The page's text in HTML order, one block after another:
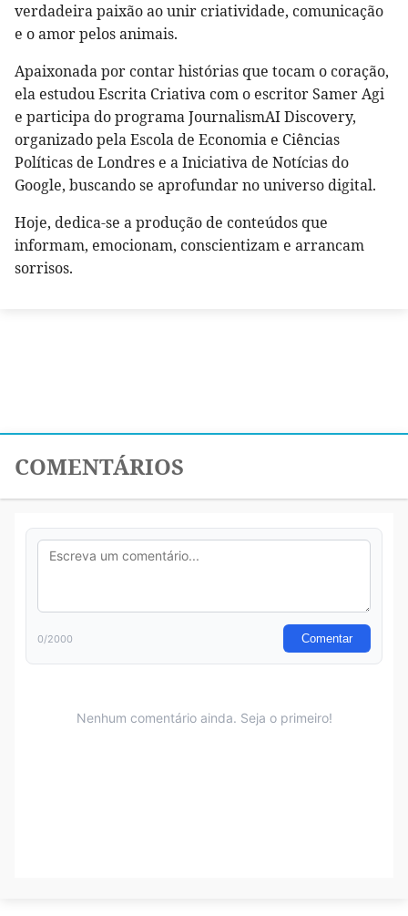
verdadeira paixão ao unir criatividade, comunicação
e o amor pelos animais.
Apaixonada por contar histórias que tocam o coração,
ela estudou Escrita Criativa com o escritor Samer Agi
e participa do programa JournalismAI Discovery,
organizado pela Escola de Economia e Ciências
Políticas de Londres e a Iniciativa de Notícias do
Google, buscando se aprofundar no universo digital.
Hoje, dedica-se a produção de conteúdos que
informam, emocionam, conscientizam e arrancam
sorrisos.
COMENTÁRIOS